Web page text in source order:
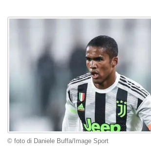
© foto di Daniele Buffa/Image Sport